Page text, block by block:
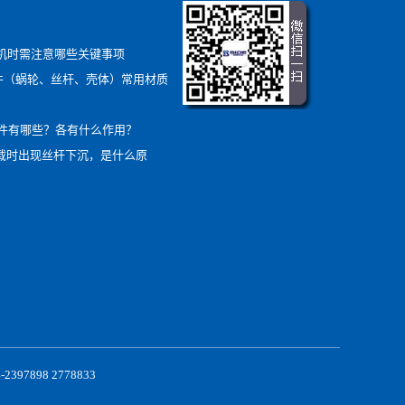
时需注意哪些关键事项
（蜗轮、丝杆、壳体）常用材质
有哪些？各有什么作用？
时出现丝杆下沉，是什么原
2778833